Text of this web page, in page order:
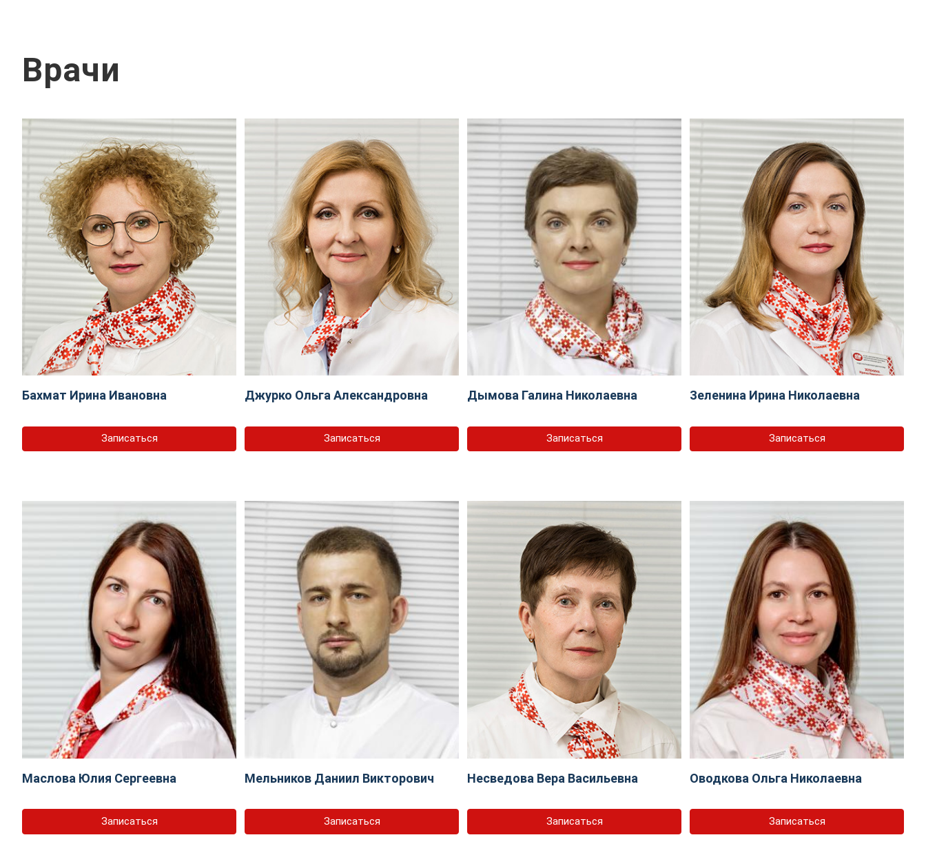
Врачи
Бахмат Ирина Ивановна
Записаться
Джурко Ольга Александровна
Записаться
Дымова Галина Николаевна
Записаться
Зеленина Ирина Николаевна
Записаться
Маслова Юлия Сергеевна
Записаться
Мельников Даниил Викторович
Записаться
Несведова Вера Васильевна
Записаться
Оводкова Ольга Николаевна
Записаться